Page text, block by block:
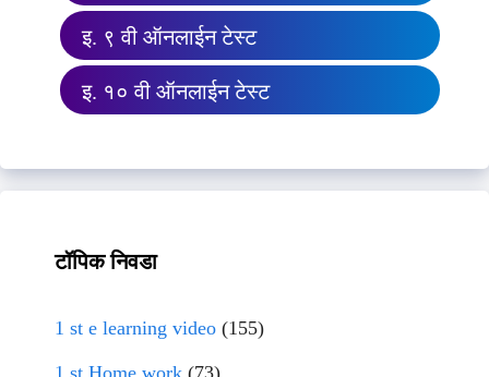
इ. ९ वी ऑनलाईन टेस्ट
इ. १० वी ऑनलाईन टेस्ट
टॉपिक निवडा
1 st e learning video (155)